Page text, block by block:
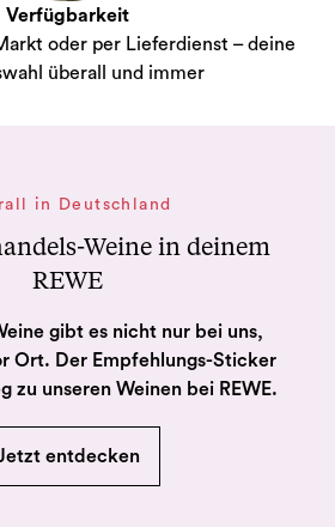
Verfügbarkeit
oder per Lieferdienst – deine
überall und immer
in Deutschland
Weine in deinem
REWE
gibt es nicht nur bei uns,
Ort. Der Empfehlungs-Sticker
zu unseren Weinen bei REWE.
entdecken